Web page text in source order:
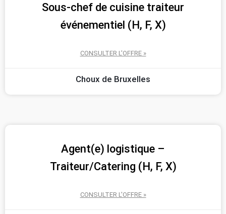
Sous-chef de cuisine traiteur
événementiel (H, F, X)
CONSULTER L'OFFRE »
Choux de Bruxelles
Agent(e) logistique –
Traiteur/Catering (H, F, X)
CONSULTER L'OFFRE »